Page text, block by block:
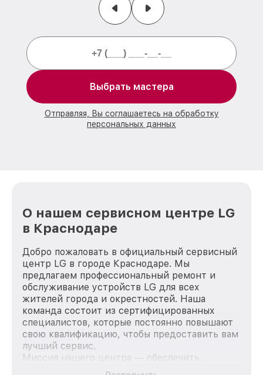
Выбрать мастера
Отправляя, Вы соглашаетесь на обработку
персональных данных
О нашем сервисном центре LG
в Краснодаре
Добро пожаловать в официальный сервисный
центр LG в городе Краснодаре. Мы
предлагаем профессиональный ремонт и
обслуживание устройств LG для всех
жителей города и окрестностей. Наша
команда состоит из сертифицированных
специалистов, которые постоянно повышают
свою квалификацию, чтобы предоставить вам
лучший сервис.
Миссия нашего центра — обеспечить
качественный и доступный ремонт для